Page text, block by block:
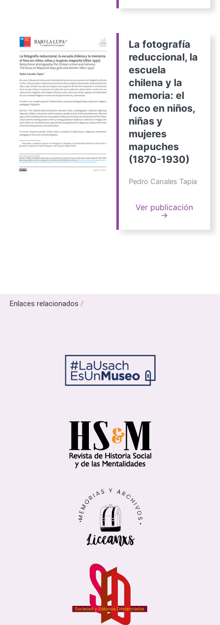
La fotografía
reduccional, la
escuela
chilena y la
memoria: el
foco en niños,
niñas y
mujeres
mapuches
(1870-1930)
Pedro Canales Tapia
Ver publicación
→
Enlaces relacionados /